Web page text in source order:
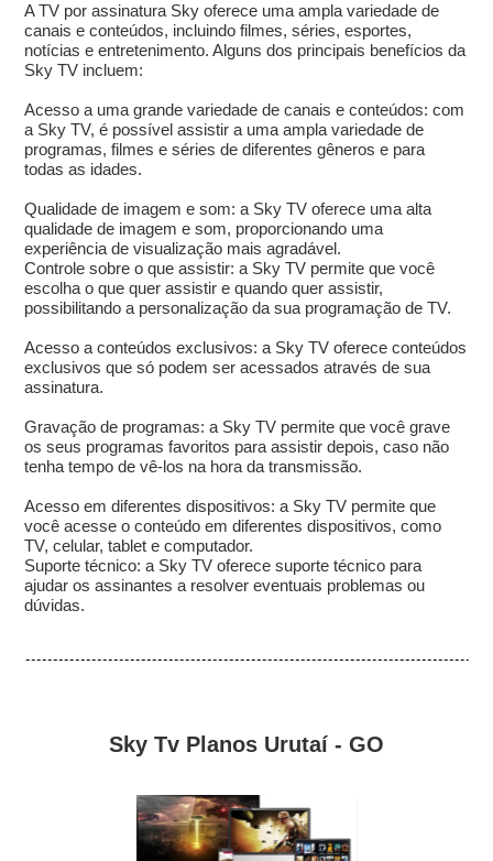
A TV por assinatura Sky oferece uma ampla variedade de
canais e conteúdos, incluindo filmes, séries, esportes,
notícias e entretenimento. Alguns dos principais benefícios da
Sky TV incluem:
Acesso a uma grande variedade de canais e conteúdos: com
a Sky TV, é possível assistir a uma ampla variedade de
programas, filmes e séries de diferentes gêneros e para
todas as idades.
Qualidade de imagem e som: a Sky TV oferece uma alta
qualidade de imagem e som, proporcionando uma
experiência de visualização mais agradável.
Controle sobre o que assistir: a Sky TV permite que você
escolha o que quer assistir e quando quer assistir,
possibilitando a personalização da sua programação de TV.
Acesso a conteúdos exclusivos: a Sky TV oferece conteúdos
exclusivos que só podem ser acessados através de sua
assinatura.
Gravação de programas: a Sky TV permite que você grave
os seus programas favoritos para assistir depois, caso não
tenha tempo de vê-los na hora da transmissão.
Acesso em diferentes dispositivos: a Sky TV permite que
você acesse o conteúdo em diferentes dispositivos, como
TV, celular, tablet e computador.
Suporte técnico: a Sky TV oferece suporte técnico para
ajudar os assinantes a resolver eventuais problemas ou
dúvidas.
Sky Tv Planos Urutaí - GO